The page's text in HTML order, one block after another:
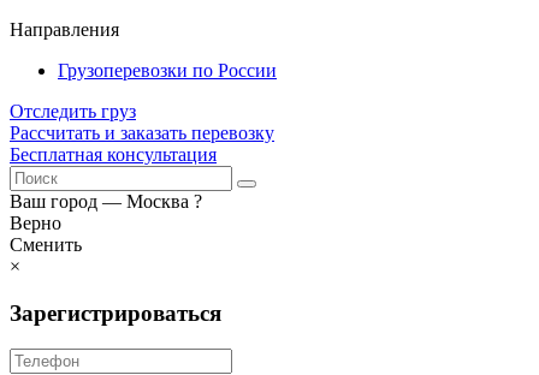
Направления
Грузоперевозки по России
Отследить груз
Рассчитать и заказать перевозку
Бесплатная консультация
Ваш город — Москва ?
Верно
Сменить
×
Зарегистрироваться